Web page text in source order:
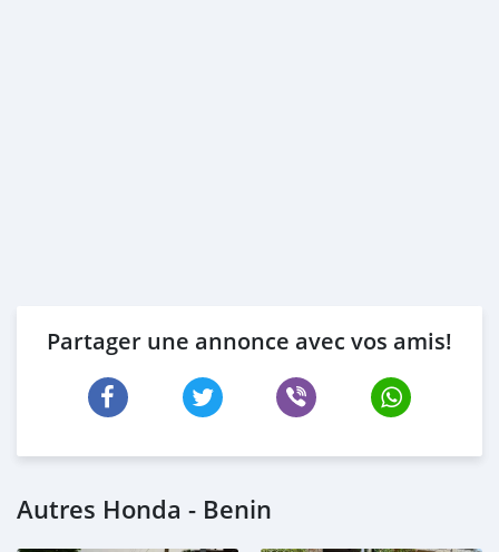
Partager une annonce avec vos amis!
Autres Honda - Benin